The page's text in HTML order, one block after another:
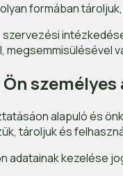
formában
alapuló és
tároljuk és
adatainak kezelése